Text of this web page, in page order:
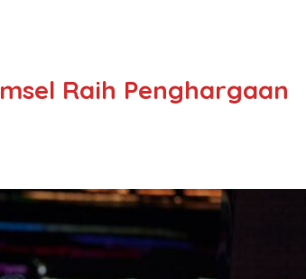
Raih Penghargaan